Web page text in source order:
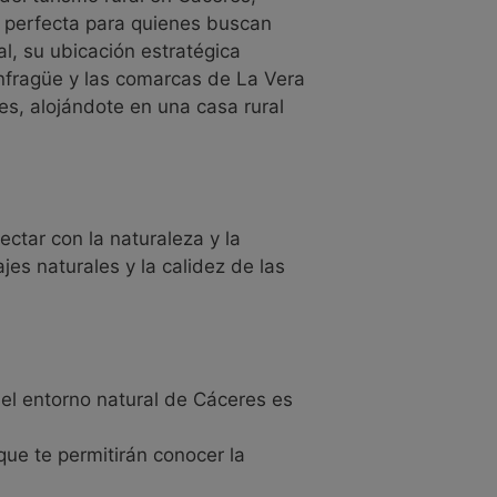
para quienes buscan
su ubicación estratégica
y las comarcas de La Vera
alojándote en una casa rural
con la naturaleza y la
naturales y la calidez de las
entorno natural de Cáceres es
te permitirán conocer la